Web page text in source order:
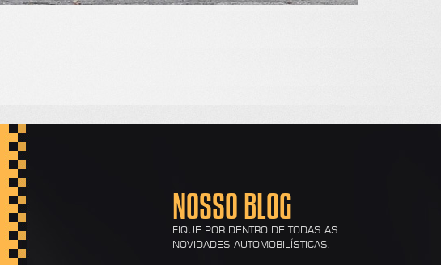
NOSSO BLOG
FIQUE POR DENTRO DE TODAS AS
NOVIDADES AUTOMOBILÍSTICAS.